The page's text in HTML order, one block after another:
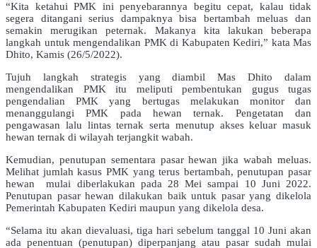
“Kita ketahui PMK ini penyebarannya begitu cepat, kalau tidak
segera ditangani serius dampaknya bisa bertambah meluas dan
semakin merugikan peternak. Makanya kita lakukan beberapa
langkah untuk mengendalikan PMK di Kabupaten Kediri,” kata Mas
Dhito, Kamis (26/5/2022).
Tujuh langkah strategis yang diambil Mas Dhito dalam
mengendalikan PMK itu meliputi pembentukan gugus tugas
pengendalian PMK yang bertugas melakukan monitor dan
menanggulangi PMK pada hewan ternak. Pengetatan dan
pengawasan lalu lintas ternak serta menutup akses keluar masuk
hewan ternak di wilayah terjangkit wabah.
Kemudian, penutupan sementara pasar hewan jika wabah meluas.
Melihat jumlah kasus PMK yang terus bertambah, penutupan pasar
hewan mulai diberlakukan pada 28 Mei sampai 10 Juni 2022.
Penutupan pasar hewan dilakukan baik untuk pasar yang dikelola
Pemerintah Kabupaten Kediri maupun yang dikelola desa.
“Selama itu akan dievaluasi, tiga hari sebelum tanggal 10 Juni akan
ada penentuan (penutupan) diperpanjang atau pasar sudah mulai